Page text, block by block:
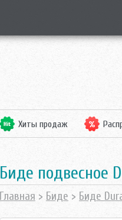
Хиты продаж
Биде подвесное
Главная > Биде > Биде